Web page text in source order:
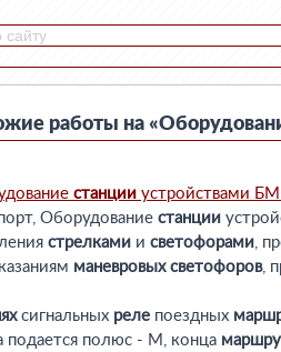
работы на
станции устройствами
Оборудование станции
стрелками и светофорами,
маневровых светофоров,
сигнальных реле поездных
подается полюс - М, конца